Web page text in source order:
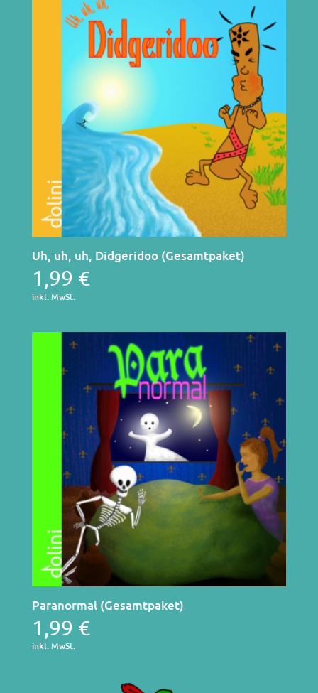
Uh, uh, uh, Didgeridoo (Gesamtpaket)
1,99 €
inkl. MwSt.
Paranormal (Gesamtpaket)
1,99 €
inkl. MwSt.